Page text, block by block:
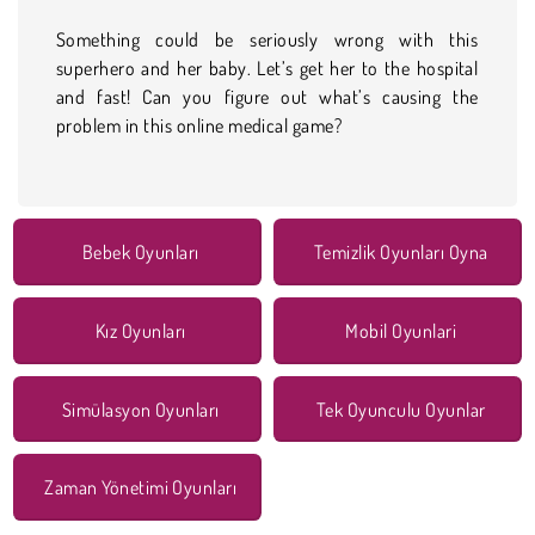
Something could be seriously wrong with this
superhero and her baby. Let’s get her to the hospital
and fast! Can you figure out what’s causing the
problem in this online medical game?
Bebek Oyunları Temizlik Oyunları Oyna
Kız Oyunları Mobil Oyunlari
Simülasyon Oyunları Tek Oyunculu Oyunlar
Zaman Yönetimi Oyunları